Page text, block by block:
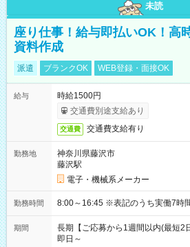
未読
座り仕事！給与即払いOK！高
資料作成
派遣 ブランクOK WEB登録・面接OK
給与
時給1500円
交通費別途支給あり
交通費 交通費支給有り
勤務地
神奈川県藤沢市
藤沢駅
電子・機械系メーカー
勤務時間 8:00～16:45 ※表記のうち実働
期間
長期【ご応募から1週間以内(最短2
即日～